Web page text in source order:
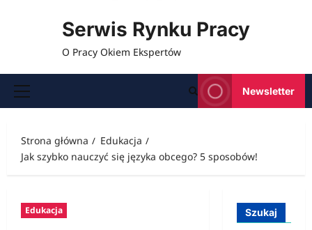
Serwis Rynku Pracy
O Pracy Okiem Ekspertów
Menu
Newsletter
Strona główna
Edukacja
Jak szybko nauczyć się języka obcego? 5 sposobów!
Edukacja Szukaj